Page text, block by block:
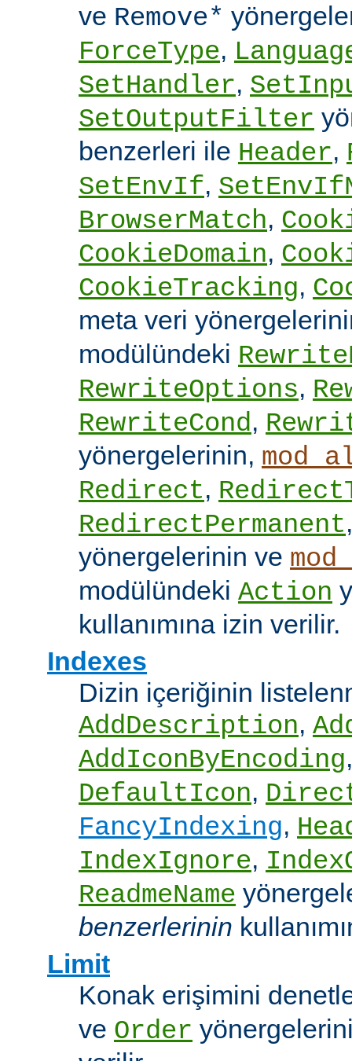
ve Remove*
ForceType,
SetHandler,
SetOutputFilter
benzerleri ile Header,
SetEnvIf,
BrowserMatch,
CookieDomain,
CookieTracking,
meta veri
modülündeki
RewriteOptions,
RewriteCond,
yönergelerinin,
Redirect,
RedirectPermanent
yönergelerinin ve
modülündeki Action
kullanımına izin verilir.
Indexes
Dizin içeriğinin
AddDescription,
AddIconByEncoding
DefaultIcon,
FancyIndexing,
IndexIgnore,
ReadmeName
benzerlerinin
Limit
Konak erişimini
ve Order